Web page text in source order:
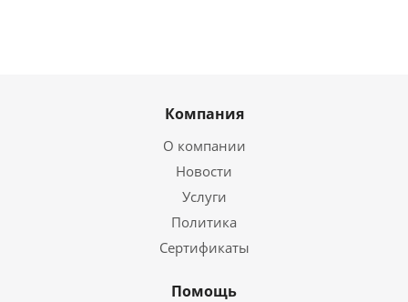
Компания
О компании
Новости
Услуги
Политика
Сертификаты
Помощь